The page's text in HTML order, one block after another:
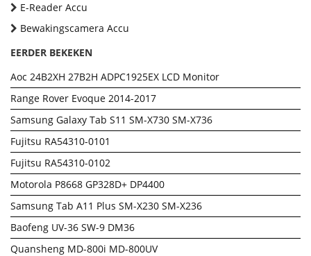
E-Reader Accu
Bewakingscamera Accu
EERDER BEKEKEN
Aoc 24B2XH 27B2H ADPC1925EX LCD Monitor
Range Rover Evoque 2014-2017
Samsung Galaxy Tab S11 SM-X730 SM-X736
Fujitsu RA54310-0101
Fujitsu RA54310-0102
Motorola P8668 GP328D+ DP4400
Samsung Tab A11 Plus SM-X230 SM-X236
Baofeng UV-36 SW-9 DM36
Quansheng MD-800i MD-800UV